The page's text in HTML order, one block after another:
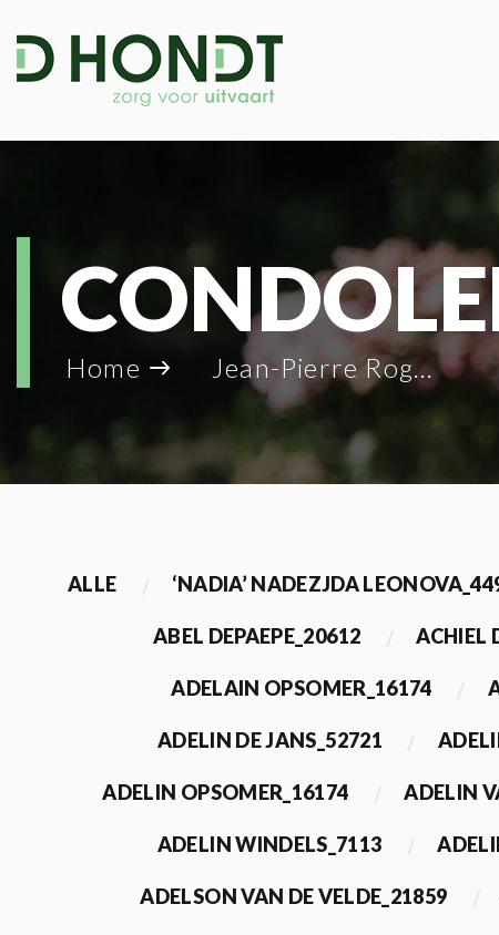
Home Jean-Pierre Rogiers_66413
ALLE ‘NADIA’ NADEZJDA
ABEL DEPAEPE_20612 ACHIEL
ADELAIN OPSOMER_16174
ADELIN DE JANS_52721
ADELIN OPSOMER_16174 ADELIN
ADELIN WINDELS_7113
ADELSON VAN DE VELDE_21859